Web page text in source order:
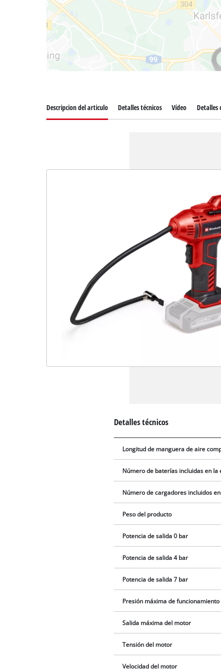
Descripcion del articulo Detalles técnicos Vídeo Detalles
Detalles técnicos
Longitud de manguera de aire
Número de baterías incluidas en la
Número de cargadores incluidos
Peso del producto
Potencia de salida 0 bar
Potencia de salida 4 bar
Potencia de salida 7 bar
Presión máxima de funcionamiento
Salida máxima del motor
Tensión del motor
Velocidad del motor